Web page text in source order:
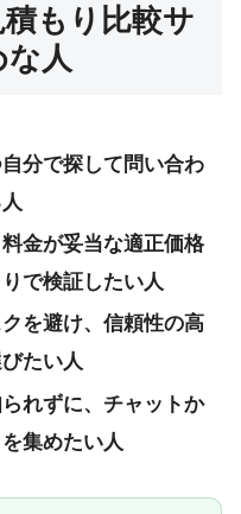
もり比較サ
人
分で探して問い合わ
金が妥当な適正価格
で検証したい人
を避け、信頼性の高
たい人
れずに、チャットか
集めたい人